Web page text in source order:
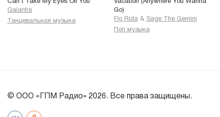
Can’t Take My Eyes Off You
Galantis
Танцевальная музыка
Vacation (Anywhere You Wanna
Go)
Flo Rida & Sage The Gemini
Поп музыка
© ООО «ГПМ Радио» 2026. Все права защищены.